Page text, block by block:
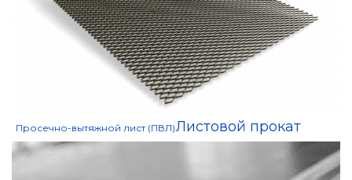
Просечно-вытяжной лист (ПВЛ)Листовой прокат